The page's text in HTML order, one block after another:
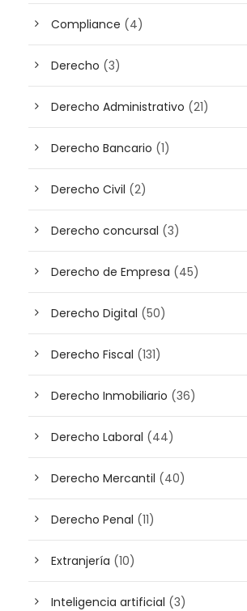
Compliance (4)
Derecho (3)
Derecho Administrativo (21)
Derecho Bancario (1)
Derecho Civil (2)
Derecho concursal (3)
Derecho de Empresa (45)
Derecho Digital (50)
Derecho Fiscal (131)
Derecho Inmobiliario (36)
Derecho Laboral (44)
Derecho Mercantil (40)
Derecho Penal (11)
Extranjería (10)
Inteligencia artificial (3)